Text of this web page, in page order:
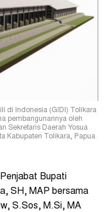
di Indonesia (GIDI) Tolikara
pembangunannya oleh
Sekretaris Daerah Yosua
Kabupaten Tolikara, Papua
Bupati
SH, MAP bersama
S.Sos, M.Si, MA